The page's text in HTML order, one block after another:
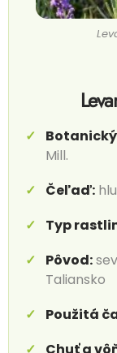
Mill.
Čeľaď:
Typ
Pôvod:
Taliansko
Použitá